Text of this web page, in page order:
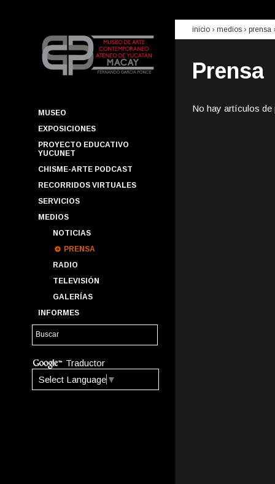
MUSEO
EXPOSICIONES
PROYECTO EDUCATIVO
YUCUNET
CHISME-ARTE PODCAST
RECORRIDOS VIRTUALES
SERVICIOS
MEDIOS
NOTICIAS
PRENSA
RADIO
TELEVISIÓN
GALERÍAS
INFORMES
Traductor
Select Language ▼
inicio › medios › prensa
Prensa
No hay artículos de